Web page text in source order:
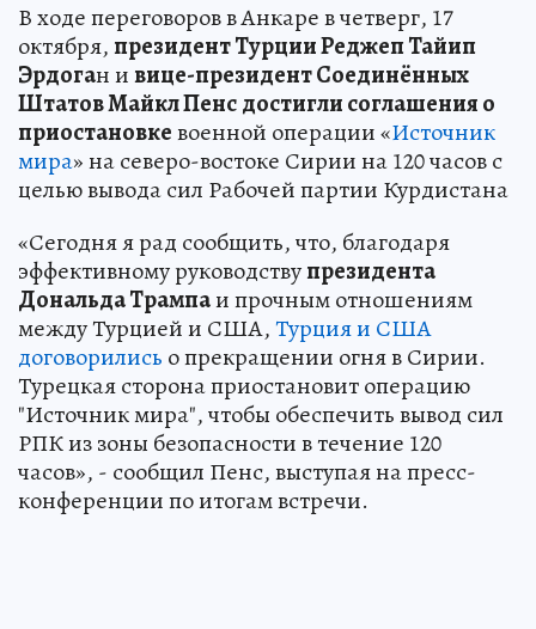
В ходе переговоров в Анкаре в четверг, 17
октября,президент Турции Реджеп Тайип
Эрдоган ивице-президент Соединённых
Штатов Майкл Пенсдостигли соглашения о
приостановкевоенной операции «Источник
мира» на северо-востоке Сирии на 120 часов с
целью вывода сил Рабочей партии Курдистана
«Сегодня я рад сообщить, что, благодаря
эффективному руководствупрезидента
Дональда Трампаи прочным отношениям
между Турцией и США,Турция и США
договорились о прекращении огня в Сирии.
Турецкая сторона приостановит операцию
"Источник мира", чтобы обеспечить вывод сил
РПК из зоны безопасности в течение 120
часов», - сообщил Пенс, выступая на пресс-
конференции по итогам встречи.